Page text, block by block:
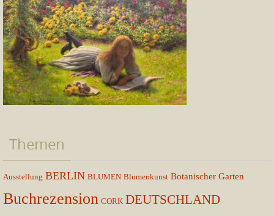
Themen
Ausstellung BERLIN BLUMEN Blumenkunst Botanischer Garten
Buchrezension CORK DEUTSCHLAND